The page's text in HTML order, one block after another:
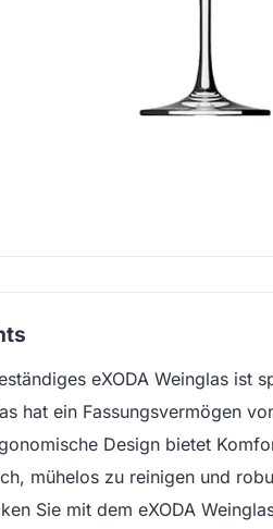
eXODA Weinglas ist
hat ein Fassungsvermögen
Design bietet
mühelos zu reinigen und
Sie mit dem eXODA